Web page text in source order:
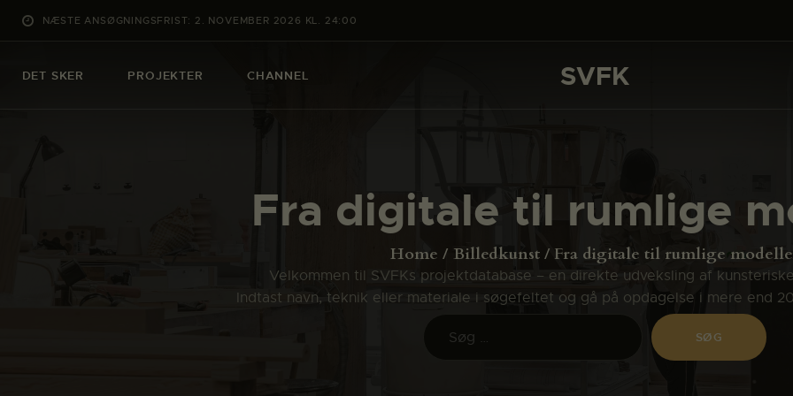
NÆSTE ANSØGNINGSFRIST: 2. NOVEMBER 2026 KL. 24:00
DET SKER PROJEKTER CHANNEL SVFK
Fra digitale til rumlige
Home Billedkunst Fra digitale til rumlige
Velkommen til SVFKs projektdatabase – en direkte udveksling af
Indtast navn, teknik eller materiale i søgefeltet og gå på opdagelse i mere end
SVFK
PROJEKTER
CHANNEL
OM SVFK
ENGLISH